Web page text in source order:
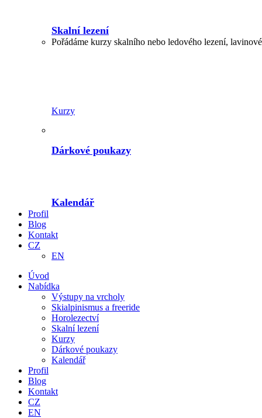
Skalní lezení
Pořádáme kurzy skalního nebo ledového lezení,
Kurzy
Dárkové poukazy
Kalendář
Profil
Blog
Kontakt
CZ
EN
Úvod
Nabídka
Výstupy na vrcholy
Skialpinismus a freeride
Horolezectví
Skalní lezení
Kurzy
Dárkové poukazy
Kalendář
Profil
Blog
Kontakt
CZ
EN